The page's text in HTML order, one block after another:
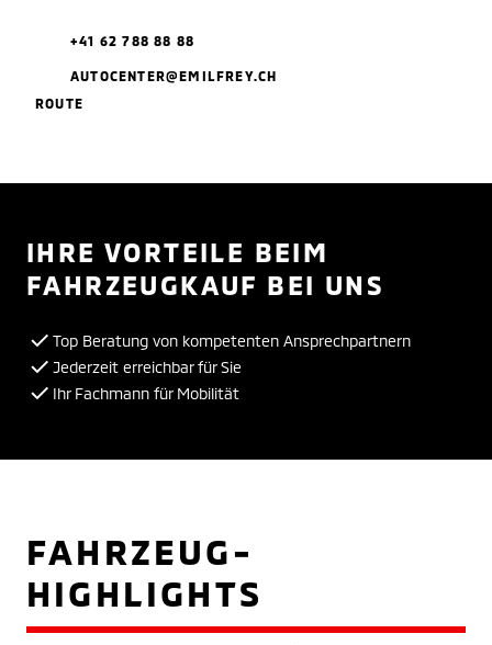
+41 62 788 88 88
AUTOCENTER@EMILFREY.CH
ROUTE
IHRE VORTEILE BEIM
FAHRZEUGKAUF BEI UNS
Top Beratung von kompetenten Ansprechpartnern
Jederzeit erreichbar für Sie
Ihr Fachmann für Mobilität
FAHRZEUG-
HIGHLIGHTS